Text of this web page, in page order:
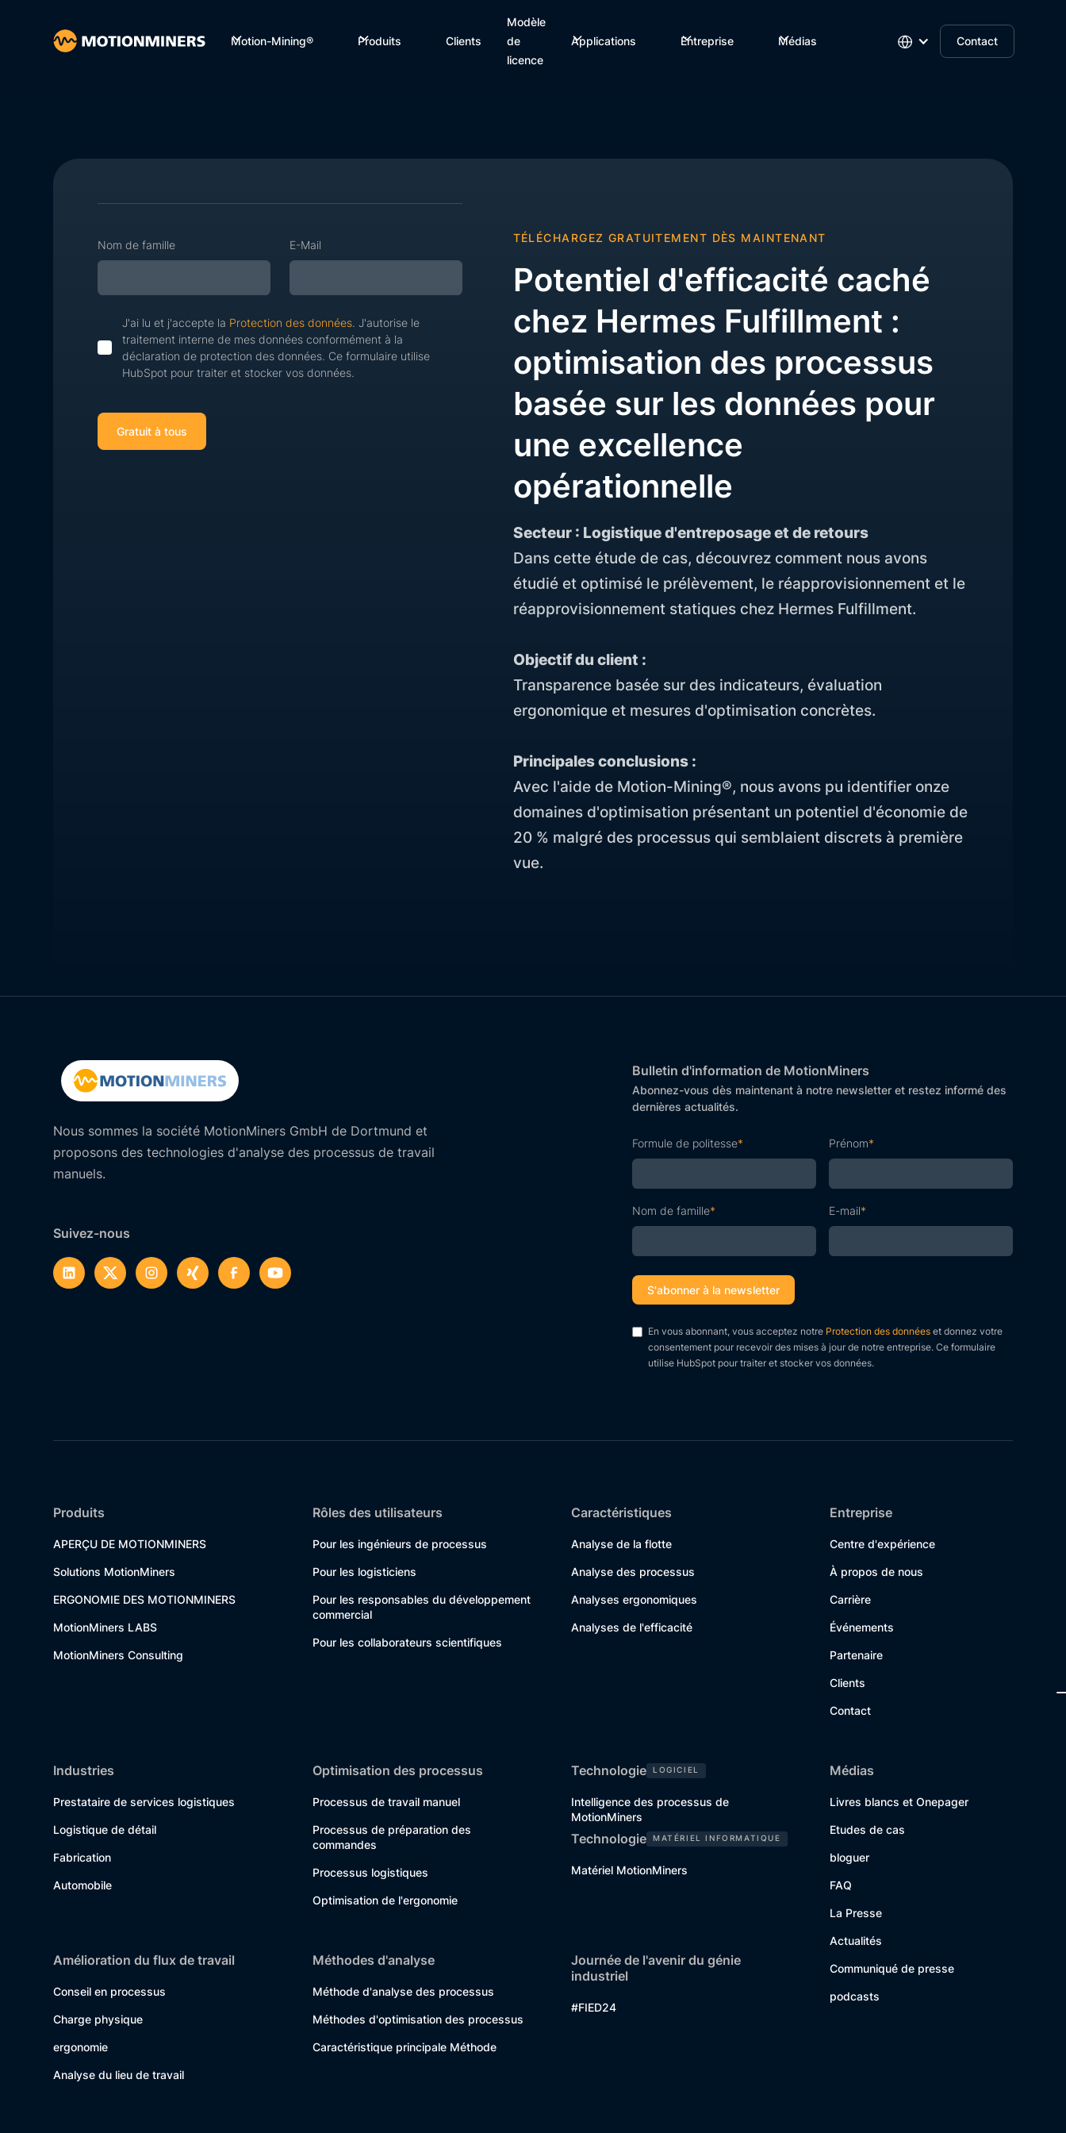
Motion-Mining® Produits Clients
Modèle
de
licence
Applications Entreprise Médias Contact
TÉLÉCHARGEZ GRATUITEMENT DÈS MAINTENANT
Potentiel d'efficacité caché
chez Hermes Fulfillment :
optimisation des processus
basée sur les données pour
une excellence
opérationnelle
Secteur : Logistique d'entreposage et de retours
Dans cette étude de cas, découvrez comment nous avons
étudié et optimisé le prélèvement, le réapprovisionnement et le
réapprovisionnement statiques chez Hermes Fulfillment.
Objectif du client :
Transparence basée sur des indicateurs, évaluation
ergonomique et mesures d'optimisation concrètes.
Principales conclusions :
Avec l'aide de Motion-Mining®, nous avons pu identifier onze
domaines d'optimisation présentant un potentiel d'économie de
20 % malgré des processus qui semblaient discrets à première
vue.
Nom de famille E-Mail
J'ai lu et j'accepte la Protection des données. J'autorise le
traitement interne de mes données conformément à la
déclaration de protection des données. Ce formulaire utilise
HubSpot pour traiter et stocker vos données.
Nous sommes la société MotionMiners GmbH de Dortmund et
proposons des technologies d'analyse des processus de travail
manuels.
Suivez-nous
Bulletin d'information de MotionMiners
Abonnez-vous dès maintenant à notre newsletter et restez informé des
dernières actualités.
Formule de politesse* Prénom*
Nom de famille* E-mail*
En vous abonnant, vous acceptez notre Protection des donnéeset donnez votre
consentement pour recevoir des mises à jour de notre entreprise. Ce formulaire
utilise HubSpot pour traiter et stocker vos données.
Produits
APERÇU DE MOTIONMINERS
Solutions MotionMiners
ERGONOMIE DES MOTIONMINERS
MotionMiners LABS
MotionMiners Consulting
Rôles des utilisateurs
Pour les ingénieurs de processus
Pour les logisticiens
Pour les responsables du développement
commercial
Pour les collaborateurs scientifiques
Caractéristiques
Analyse de la flotte
Analyse des processus
Analyses ergonomiques
Analyses de l'efficacité
Entreprise
Centre d'expérience
À propos de nous
Carrière
Événements
Partenaire
Clients
Contact
Industries
Prestataire de services logistiques
Logistique de détail
Fabrication
Automobile
Optimisation des processus
Processus de travail manuel
Processus de préparation des
commandes
Processus logistiques
Optimisation de l'ergonomie
Technologie LOGICIEL
Intelligence des processus de
MotionMiners
Technologie MATÉRIEL INFORMATIQUE
Matériel MotionMiners
Médias
Livres blancs et Onepager
Etudes de cas
bloguer
FAQ
La Presse
Actualités
Communiqué de presse
podcasts
Amélioration du flux de travail
Conseil en processus
Charge physique
ergonomie
Analyse du lieu de travail
Méthodes d'analyse
Méthode d'analyse des processus
Méthodes d'optimisation des processus
Caractéristique principale Méthode
Journée de l'avenir du génie
industriel
#FIED24